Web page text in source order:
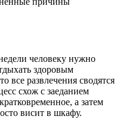
человеку нужно
здоровым
все развлечения сводятся
схож с заеданием
а затем
висит в шкафу.